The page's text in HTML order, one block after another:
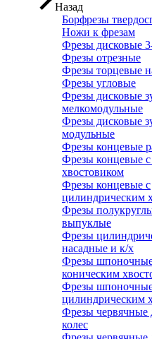
Назад
Борфрезы
Ножи к фрезам
Фрезы дисковые
Фрезы отрезные
Фрезы торцевые
Фрезы угловые
Фрезы дисковые
мелкомодульные
Фрезы дисковые
модульные
Фрезы концевые
Фрезы концевые
хвостовиком
Фрезы концевые с
цилиндрическим
Фрезы
выпуклые
Фрезы
насадные и к/х
Фрезы
коническим
Фрезы
цилиндрическим
Фрезы червячные
колес